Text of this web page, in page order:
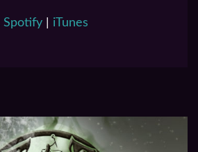
Spotify iTunes